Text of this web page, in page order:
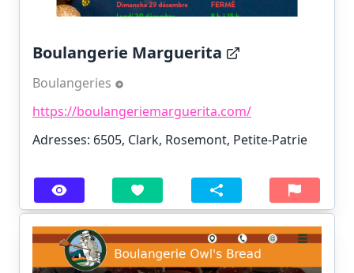
Boulangerie Marguerita
Boulangeries
https://boulangeriemarguerita.com/
Adresses: 6505, Clark, Rosemont, Petite-Patrie